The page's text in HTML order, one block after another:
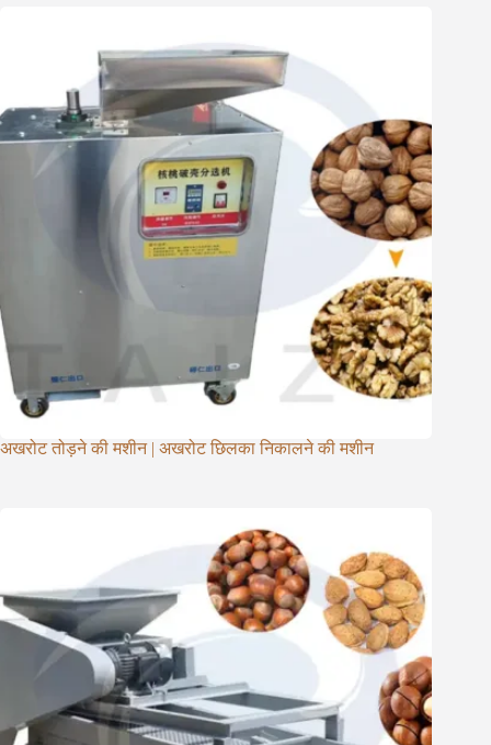
अखरोट तोड़ने की मशीन | अखरोट छिलका निकालने की मशीन